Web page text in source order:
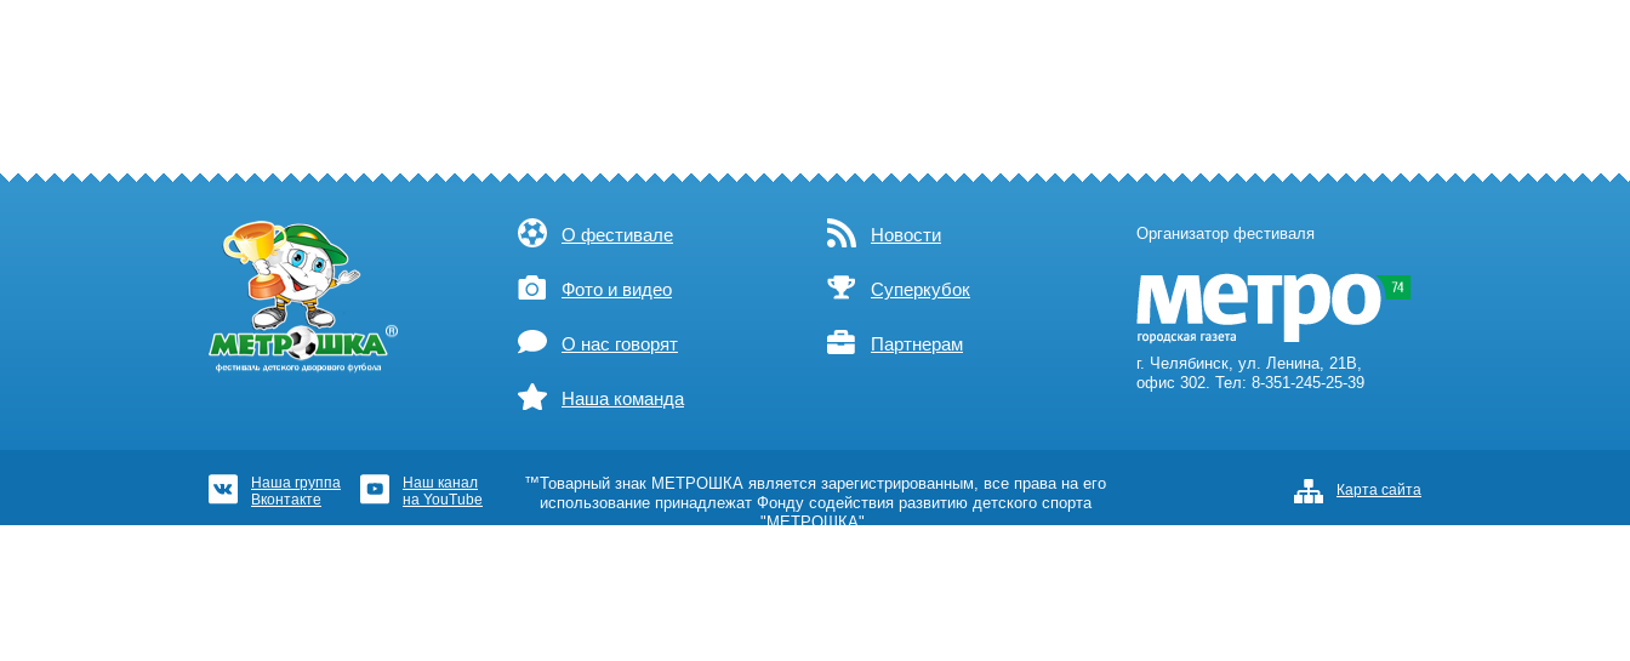
О фестивале Новости
Фото и видео Суперкубок
О нас говорят Партнерам
Наша команда
Организатор фестиваля
г. Челябинск, ул. Ленина, 21В,
офис 302. Тел: 8-351-245-25-39
Наша группа
Вконтакте
Наш канал
на YouTube
™Товарный знак МЕТРОШКА является зарегистрированным, все права на его
использование принадлежат Фонду содействия развитию детского спорта
"МЕТРОШКА".
Карта сайта